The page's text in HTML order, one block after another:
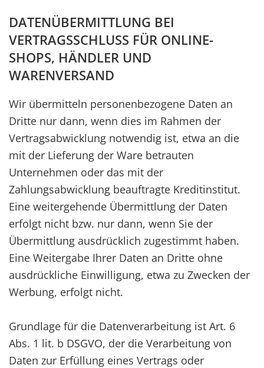
DATENÜBERMITTLUNG BEI
VERTRAGSSCHLUSS FÜR ONLINE-
SHOPS, HÄNDLER UND
WARENVERSAND
Wir übermitteln personenbezogene Daten an
Dritte nur dann, wenn dies im Rahmen der
Vertragsabwicklung notwendig ist, etwa an die
mit der Lieferung der Ware betrauten
Unternehmen oder das mit der
Zahlungsabwicklung beauftragte Kreditinstitut.
Eine weitergehende Übermittlung der Daten
erfolgt nicht bzw. nur dann, wenn Sie der
Übermittlung ausdrücklich zugestimmt haben.
Eine Weitergabe Ihrer Daten an Dritte ohne
ausdrückliche Einwilligung, etwa zu Zwecken der
Werbung, erfolgt nicht.
Grundlage für die Datenverarbeitung ist Art. 6
Abs. 1 lit. b DSGVO, der die Verarbeitung von
Daten zur Erfüllung eines Vertrags oder